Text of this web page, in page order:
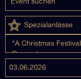
Spezialanlässe
"A Christmas
Concerts